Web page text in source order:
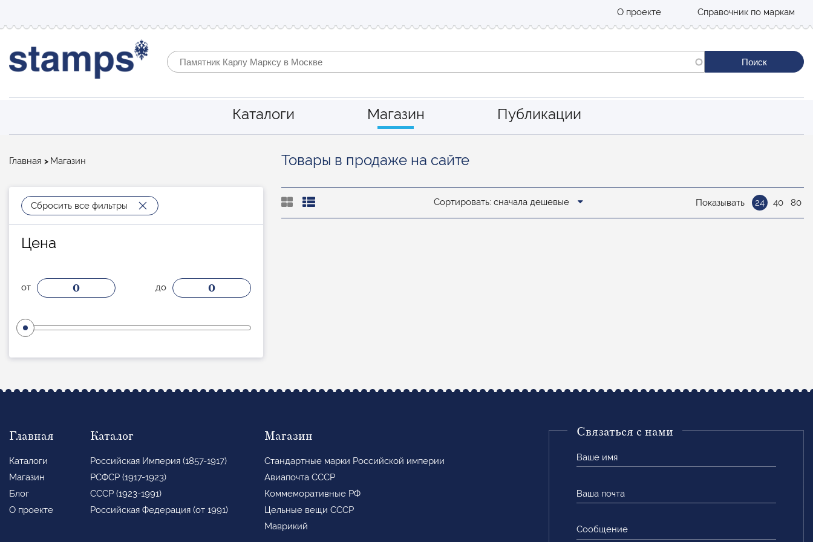
О проекте Справочник по маркам
Каталоги Магазин Публикации
Строка
Главная Магазин Товары в продаже на сайте
Сбросить все фильтры
Цена
от 0 до 0
Сортировать: сначала дешевые Показывать 24 40 80
Главная
Каталоги
Магазин
Блог
О проекте
Каталог
Российская Империя (1857-1917)
РСФСР (1917-1923)
СССР (1923-1991)
Российская Федерация (от 1991)
Магазин
Стандартные марки Российской империи
Авиапочта СССР
Коммеморативные РФ
Цельные вещи СССР
Маврикий
Связаться с нами
имя
почта
Сообщение